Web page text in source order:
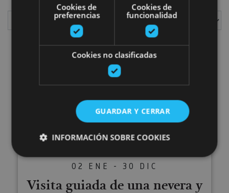
02 ENE - 30 DIC
Visita guiada de una nevera y
Cookies de
preferencias
Cookies de
funcionalidad
Cookies no clasificadas
GUARDAR Y CERRAR
INFORMACIÓN SOBRE COOKIES
Cookies estrictamente necesarias